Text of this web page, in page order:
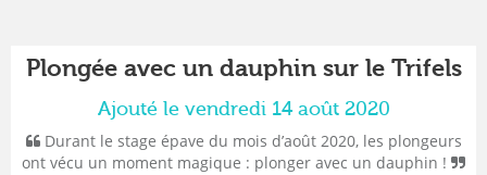
Plongée avec un dauphin sur le Trifels
Ajouté le vendredi 14 août 2020
Durant le stage épave du mois d’août 2020, les plongeurs
ont vécu un moment magique : plonger avec un dauphin !